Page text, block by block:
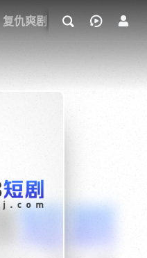
复仇爽剧 玄幻武侠 奇幻